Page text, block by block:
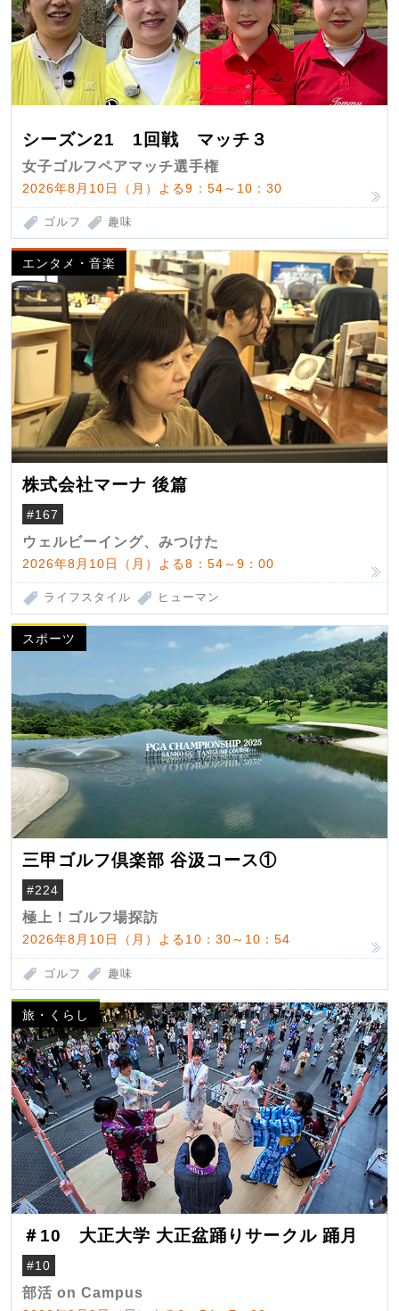
シーズン21 1回戦 マッチ３
女子ゴルフペアマッチ選手権
2026年8月10日（月）よる9：54～10：30
ゴルフ 趣味
エンタメ・音楽
株式会社マーナ 後篇
#167
ウェルビーイング、みつけた
2026年8月10日（月）よる8：54～9：00
ライフスタイル ヒューマン
スポーツ
三甲ゴルフ倶楽部 谷汲コース①
#224
極上！ゴルフ場探訪
2026年8月10日（月）よる10：30～10：54
ゴルフ 趣味
旅・くらし
＃10 大正大学 大正盆踊りサークル 踊月
#10
部活 on Campus